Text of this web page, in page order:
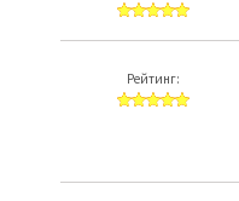
Рейтинг: